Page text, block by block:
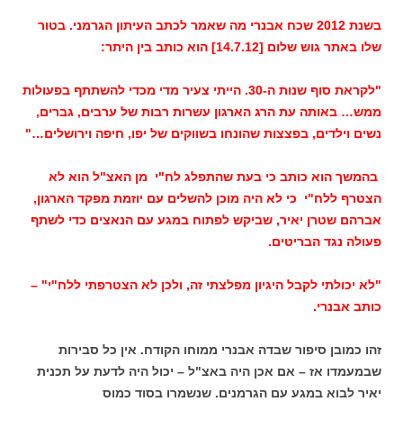
בשנת 2012 שכח אבנרי מה שאמר לכתב העיתון הגרמני. בטור
שלו באתר גוש שלום [14.7.12] הוא כותב בין היתר:
"לקראת סוף שנות ה-30. הייתי צעיר מדי מכדי להשתתף בפעולות
ממש… באותה עת הרג הארגון עשרות רבות של ערבים, גברים,
נשים וילדים, בפצצות שהונחו בשווקים של יפו, חיפה וירושלים…"
בהמשך הוא כותב כי בעת שהתפלג לח"י מן האצ"ל הוא לא
הצטרף ללח"י כי לא היה מוכן להשלים עם יוזמת מפקד הארגון,
אברהם שטרן יאיר, שביקש לפתוח במגע עם הנאצים כדי לשתף
פעולה נגד הבריטים.
"לא יכולתי לקבל היגיון מפלצתי זה, ולכן לא הצטרפתי ללח"י" –
כותב אבנרי.
זהו כמובן סיפור שבדה אבנרי ממוחו הקודח. אין כל סבירות
שבמעמדו אז – אם אכן היה באצ"ל – יכול היה לדעת על תכנית
יאיר לבוא במגע עם הגרמנים. שנשמרו בסוד כמוס